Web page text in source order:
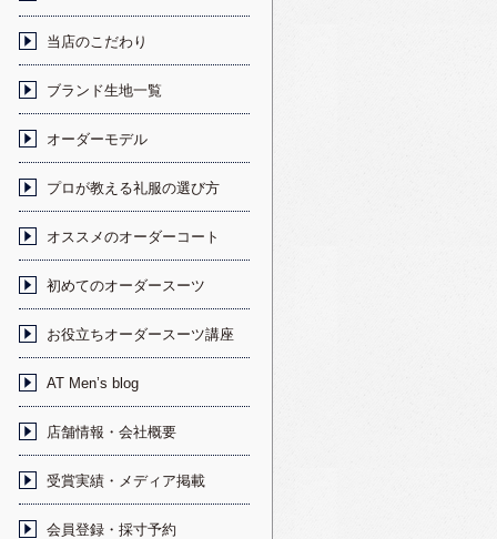
当店のこだわり
ブランド生地一覧
オーダーモデル
プロが教える礼服の選び方
オススメのオーダーコート
初めてのオーダースーツ
お役立ちオーダースーツ講座
AT Men’s blog
店舗情報・会社概要
受賞実績・メディア掲載
会員登録・採寸予約